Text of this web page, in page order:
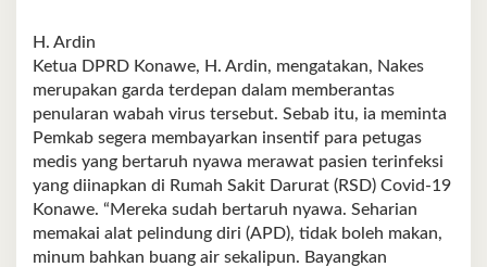
H. Ardin
Ketua DPRD Konawe, H. Ardin, mengatakan, Nakes
merupakan garda terdepan dalam memberantas
penularan wabah virus tersebut. Sebab itu, ia meminta
Pemkab segera membayarkan insentif para petugas
medis yang bertaruh nyawa merawat pasien terinfeksi
yang diinapkan di Rumah Sakit Darurat (RSD) Covid-19
Konawe. “Mereka sudah bertaruh nyawa. Seharian
memakai alat pelindung diri (APD), tidak boleh makan,
minum bahkan buang air sekalipun. Bayangkan